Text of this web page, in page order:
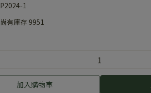
P2024-1
尚有庫存 9951
加入購物車